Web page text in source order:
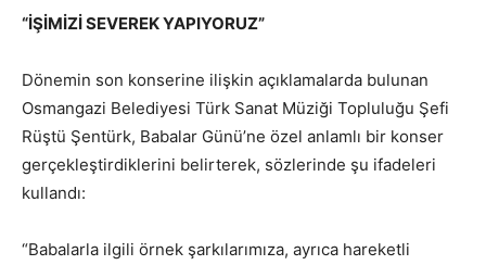
“İŞİMİZİ SEVEREK YAPIYORUZ”
Dönemin son konserine ilişkin açıklamalarda bulunan
Osmangazi Belediyesi Türk Sanat Müziği Topluluğu Şefi
Rüştü Şentürk, Babalar Günü’ne özel anlamlı bir konser
gerçekleştirdiklerini belirterek, sözlerinde şu ifadeleri
kullandı:
“Babalarla ilgili örnek şarkılarımıza, ayrıca hareketli